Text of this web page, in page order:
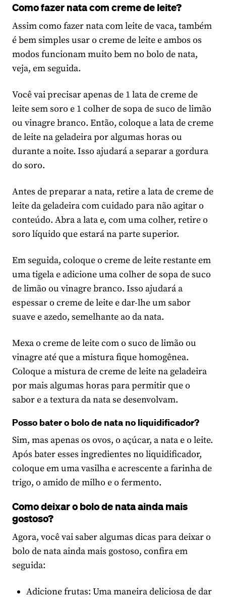
Como fazer nata com creme de leite?
Assim como fazer nata com leite de vaca, também
é bem simples usar o creme de leite e ambos os
modos funcionam muito bem no bolo de nata,
veja, em seguida.
Você vai precisar apenas de 1 lata de creme de
leite sem soro e 1 colher de sopa de suco de limão
ou vinagre branco. Então, coloque a lata de creme
de leite na geladeira por algumas horas ou
durante a noite. Isso ajudará a separar a gordura
do soro.
Antes de preparar a nata, retire a lata de creme de
leite da geladeira com cuidado para não agitar o
conteúdo. Abra a lata e, com uma colher, retire o
soro líquido que estará na parte superior.
Em seguida, coloque o creme de leite restante em
uma tigela e adicione uma colher de sopa de suco
de limão ou vinagre branco. Isso ajudará a
espessar o creme de leite e dar-lhe um sabor
suave e azedo, semelhante ao da nata.
Mexa o creme de leite com o suco de limão ou
vinagre até que a mistura fique homogênea.
Coloque a mistura de creme de leite na geladeira
por mais algumas horas para permitir que o
sabor e a textura da nata se desenvolvam.
Posso bater o bolo de nata no liquidificador?
Sim, mas apenas os ovos, o açúcar, a nata e o leite.
Após bater esses ingredientes no liquidificador,
coloque em uma vasilha e acrescente a farinha de
trigo, o amido de milho e o fermento.
Como deixar o bolo de nata ainda mais
gostoso?
Agora, você vai saber algumas dicas para deixar o
bolo de nata ainda mais gostoso, confira em
seguida:
Adicione frutas: Uma maneira deliciosa de dar